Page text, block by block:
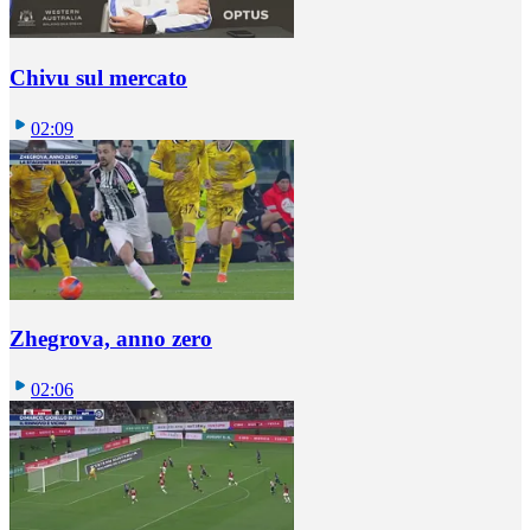
Chivu sul mercato
02:09
Zhegrova, anno zero
02:06